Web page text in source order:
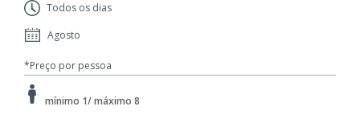
Todos os dias
Agosto
*Preço por pessoa
mínimo 1/ máximo 8